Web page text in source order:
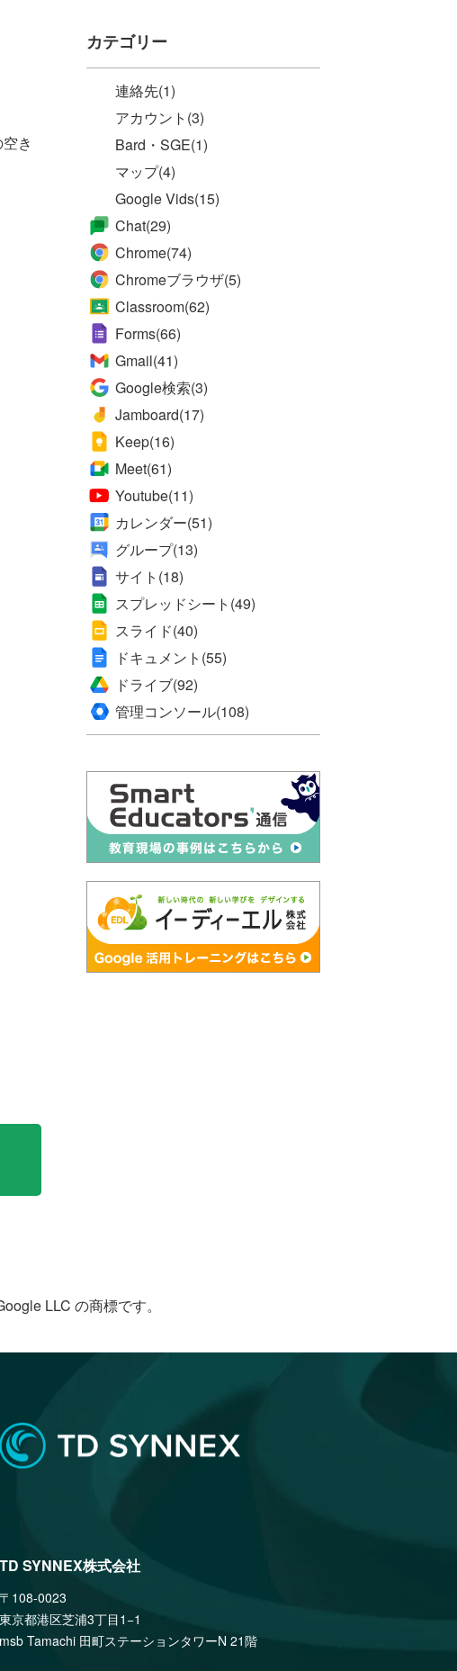
き
カテゴリー
連絡先(1)
アカウント (3)
Bard・SGE(1)
マップ(4)
Google Vids(15)
Chat(29)
Chrome(74)
Chromeブラウザ(5)
Classroom(62)
Forms(66)
Gmail(41)
Google検索(3)
Jamboard(17)
Keep(16)
Meet(61)
Youtube(11)
カレンダー(51)
グループ(13)
サイト (18)
スプレッドシート (49)
スライド(40)
ドキュメント (55)
ドライブ(92)
管理コンソール(108)
LLC の商標です。
TD SYNNEX株式会社
〒108-0023
東京都港区芝浦3丁目1−1
msb Tamachi 田町ステーションタワーN 21階